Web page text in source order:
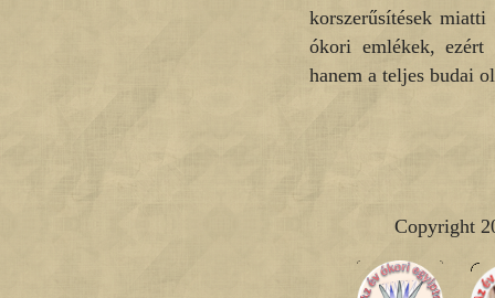
korszerűsítések
ókori emlékek, ezért
hanem a teljes budai
Copyright